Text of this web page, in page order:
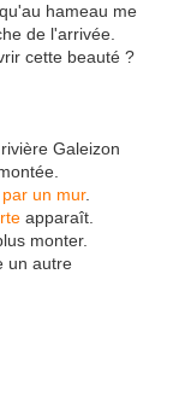
hameau me
de l'arrivée.
cette beauté ?
Galeizon
un mur.
apparaît.
monter.
un autre